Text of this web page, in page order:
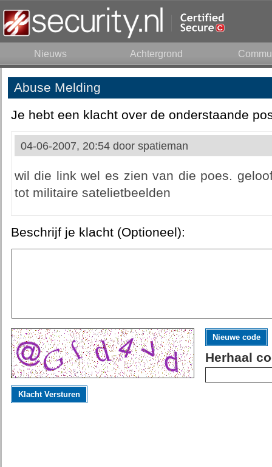
Nieuws Achtergrond
Abuse Melding
Je hebt een klacht over de onderstaande
04-06-2007, 20:54 door spatieman
wil die link wel es zien van die poes.
tot militaire satelietbeelden
Beschrijf je klacht (Optioneel):
Nieuwe code
Herhaal
Klacht Versturen